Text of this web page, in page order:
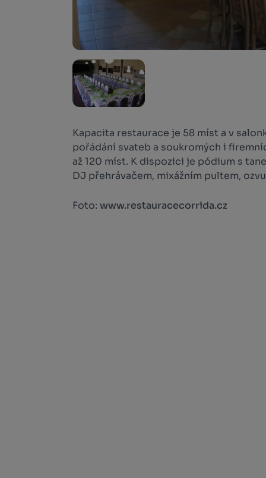
Kapacita restaurace je 58 míst a v
pořádání svateb a soukromých i
až 120 míst. K dispozici je pódium s
DJ přehrávačem, mixážním pultem,
Foto: www.restauracecorrida.cz